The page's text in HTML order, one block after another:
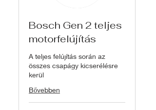
Bosch Gen 2 teljes
motorfelújítás
A teljes felújítás során az
összes csapágy kicserélésre
kerül
Bővebben